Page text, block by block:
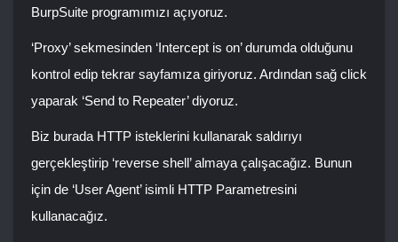
BurpSuite programımızı açıyoruz.
‘Proxy’ sekmesinden ‘Intercept is on’ durumda olduğunu
kontrol edip tekrar sayfamıza giriyoruz. Ardından sağ click
yaparak ‘Send to Repeater’ diyoruz.
Biz burada HTTP isteklerini kullanarak saldırıyı
gerçekleştirip ‘reverse shell’ almaya çalışacağız. Bunun
için de ‘User Agent’ isimli HTTP Parametresini
kullanacağız.